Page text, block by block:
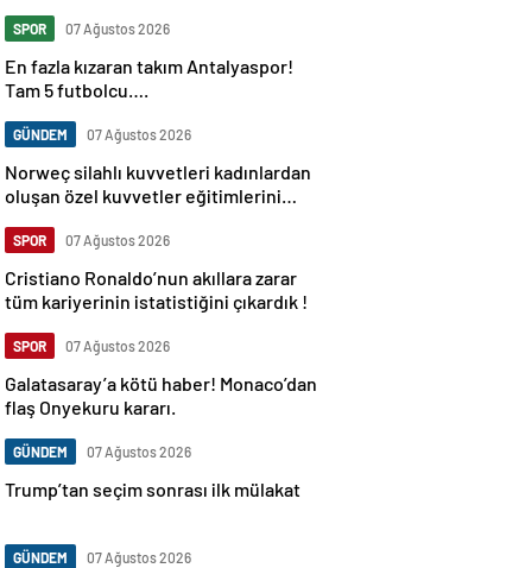
SPOR 07 Ağustos 2026
En fazla kızaran takım Antalyaspor!
Tam 5 futbolcu….
GÜNDEM 07 Ağustos 2026
Norweç silahlı kuvvetleri kadınlardan
oluşan özel kuvvetler eğitimlerini
SPOR 07 Ağustos 2026
Cristiano Ronaldo’nun akıllara zarar
tüm kariyerinin istatistiğini çıkardık !
SPOR 07 Ağustos 2026
Galatasaray’a kötü haber! Monaco’dan
flaş Onyekuru kararı.
GÜNDEM 07 Ağustos 2026
Trump’tan seçim sonrası ilk mülakat
GÜNDEM 07 Ağustos 2026